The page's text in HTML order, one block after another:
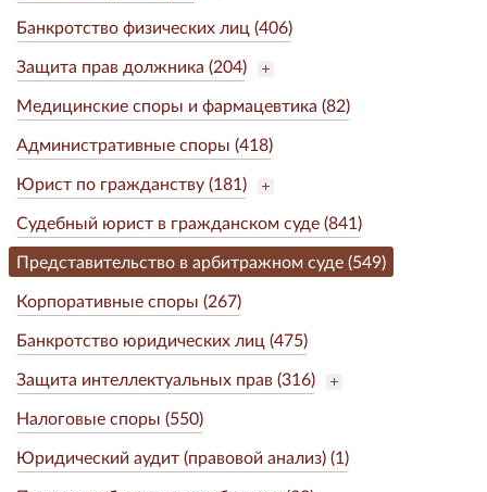
Банкротство физических лиц (406)
Защита прав должника (204)
Медицинские споры и фармацевтика (82)
Административные споры (418)
Юрист по гражданству (181)
Судебный юрист в гражданском суде (841)
Представительство в арбитражном суде (549)
Корпоративные споры (267)
Банкротство юридических лиц (475)
Защита интеллектуальных прав (316)
Налоговые споры (550)
Юридический аудит (правовой анализ) (1)